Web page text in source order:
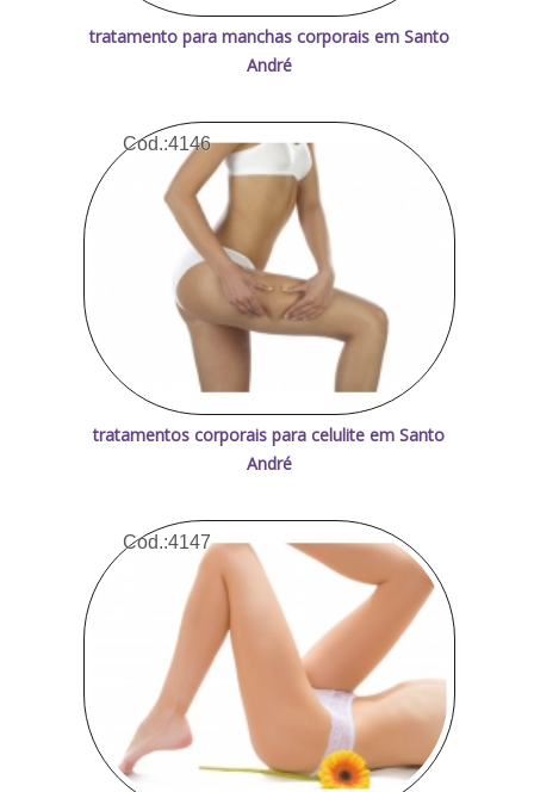
tratamento para manchas corporais em Santo
André
Cod.:4146
tratamentos corporais para celulite em Santo
André
Cod.:4147